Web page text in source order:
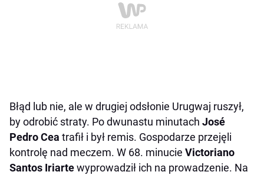
Błąd lub nie, ale w drugiej odsłonie Urugwaj ruszył,
by odrobić straty. Po dwunastu minutach José
Pedro Cea trafił i był remis. Gospodarze przejęli
kontrolę nad meczem. W 68. minucie Victoriano
Santos Iriartewyprowadził ich na prowadzenie. Na